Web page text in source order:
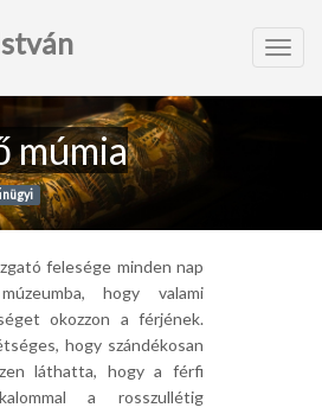
múmia
felesége minden nap
hogy valami
okozzon a férjének.
hogy szándékosan
láthatta, hogy a férfi
a rosszullétig